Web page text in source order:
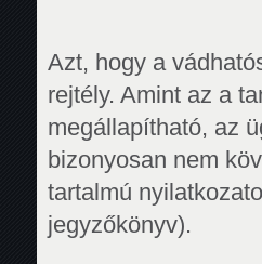
Azt, hogy a
rejtély. Amint az a
megállapítható, az
bizonyosan nem
tartalmú
jegyzőkönyv).